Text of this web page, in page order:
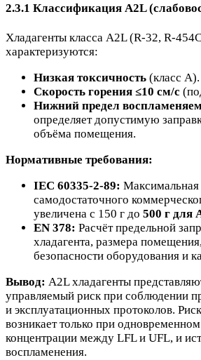
2.3.1 Классификация A2L
Хладагенты класса A2L (R-32, R-
характеризуются:
Низкая токсичность (класс A).
Скорость горения ≤10 см/с
Нижний предел
определяет допустимую
объёма помещения.
Нормативные требования:
IEC 60335-2-89: Максимальная
самодостаточного
увеличена с 150 г до 500 г для
EN 378: Расчёт предельной
хладагента, размера
безопасности оборудования и
Вывод: A2L хладагенты
управляемый риск при соблюдении
и эксплуатационных протоколов.
возникает только при
концентрации между LFL и UFL, и
воспламенения.